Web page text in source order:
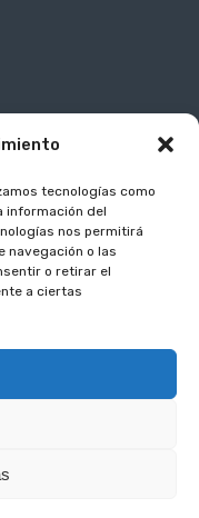
tecnologías como
información del
nos permitirá
navegación o las
o retirar el
a ciertas